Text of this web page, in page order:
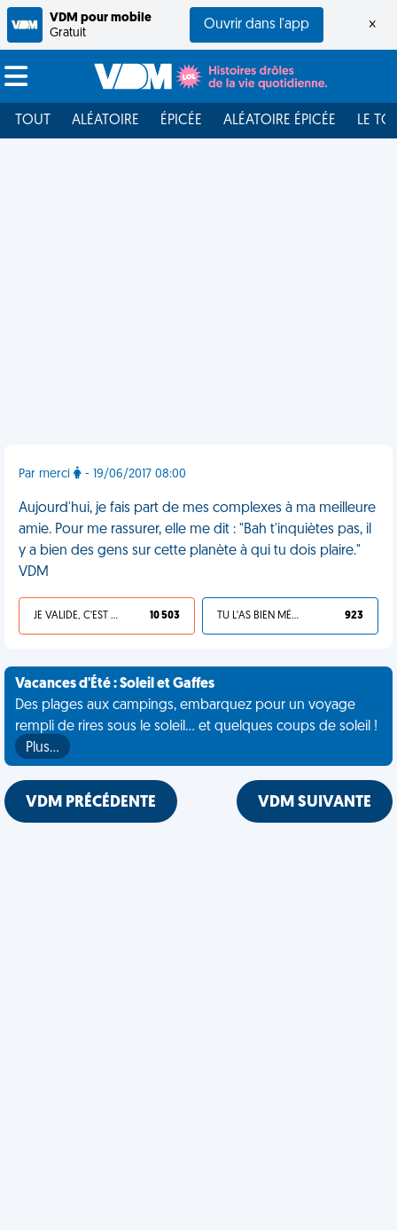
VDM pour mobile
Gratuit
Ouvrir dans l'app ×
TOUT ALÉATOIRE ÉPICÉE ALÉATOIRE ÉPICÉE LE
Par merci - 19/06/2017 08:00
Aujourd'hui, je fais part de mes complexes à ma meilleure
amie. Pour me rassurer, elle me dit : "Bah t'inquiètes pas, il
y a bien des gens sur cette planète à qui tu dois plaire."
VDM
JE VALIDE, C'EST UNE VDM 10 503 TU L'AS BIEN MÉRITÉ 923
Vacances d'Été : Soleil et Gaffes
Des plages aux campings, embarquez pour un voyage
rempli de rires sous le soleil... et quelques coups de soleil !
Plus…
VDM PRÉCÉDENTE VDM SUIVANTE